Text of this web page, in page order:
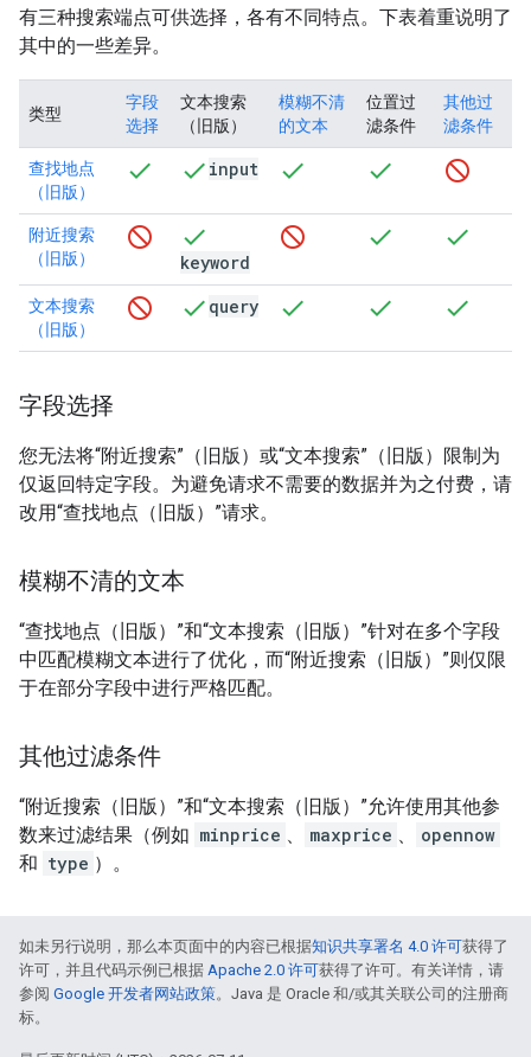
有三种搜索端点可供选择，各有不同特点。下表着重说明了
其中的一些差异。
类型
字段
选择
文本搜索
（旧版）
模糊不清
的文本
位置过
滤条件
其他过
滤条件
查找地点
（旧版）
input
附近搜索
（旧版）
keyword
文本搜索
（旧版）
query
字段选择
您无法将“附近搜索”（旧版）或“文本搜索”（旧版）限制为
仅返回特定字段。为避免请求不需要的数据并为之付费，请
改用“查找地点（旧版）”请求。
模糊不清的文本
“查找地点（旧版）”和“文本搜索（旧版）”针对在多个字段
中匹配模糊文本进行了优化，而“附近搜索（旧版）”则仅限
于在部分字段中进行严格匹配。
其他过滤条件
“附近搜索（旧版）”和“文本搜索（旧版）”允许使用其他参
数来过滤结果（例如 minprice 、 maxprice 、
opennow
和 type ）。
如未另行说明，那么本页面中的内容已根据知识共享署名 4.0 许可获得了
许可，并且代码示例已根据 Apache 2.0 许可获得了许可。有关详情，请
参阅 Google 开发者网站政策。Java 是 Oracle 和/或其关联公司的注册商
标。